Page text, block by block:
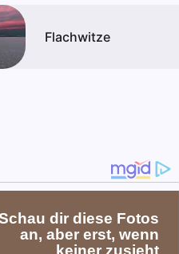
Flachwitze